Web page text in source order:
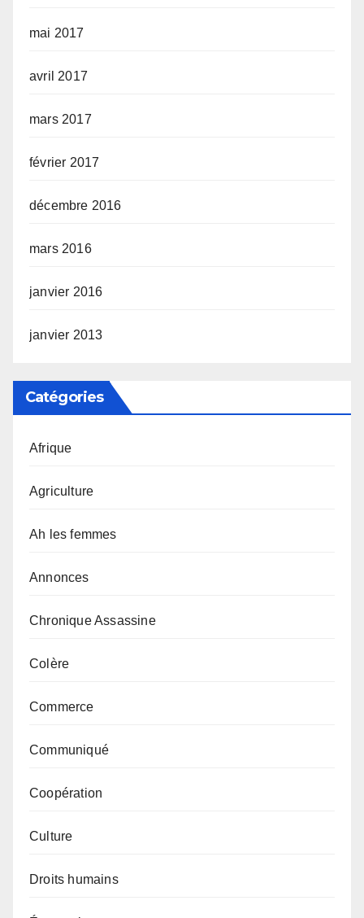
mai 2017
avril 2017
mars 2017
février 2017
décembre 2016
mars 2016
janvier 2016
janvier 2013
Catégories
Afrique
Agriculture
Ah les femmes
Annonces
Chronique Assassine
Colère
Commerce
Communiqué
Coopération
Culture
Droits humains